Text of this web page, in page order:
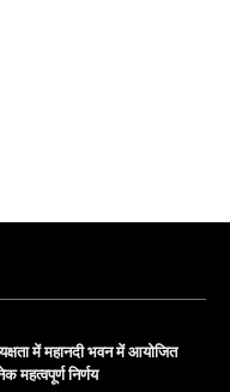
में महानदी भवन में आयोजित
निर्णय